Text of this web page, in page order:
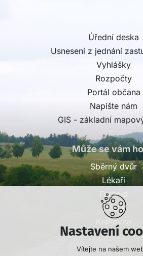
Úřední deska
Usnesení z jednání
Vyhlášky
Rozpočty
Portál občana
Napište nám
GIS - základní
Může se vám
Sběrný dvůr
Lékaři
Farnost
Pošta
Knihovna
Nastavení
Vítejte na našem